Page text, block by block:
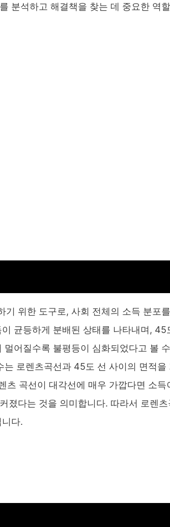
분석하고 해결책을 찾는 데 중요한 역
기 위한 도구로, 사회 전체의 소득 분포
균등하게 분배된 상태를 나타내며, 45
어질수록 불평등이 심화되었다고 볼
는 로렌츠곡선과 45도 선 사이의 면적
츠 곡선이 대각선에 매우 가깝다면 소
졌다는 것을 의미합니다. 따라서 로렌
다.